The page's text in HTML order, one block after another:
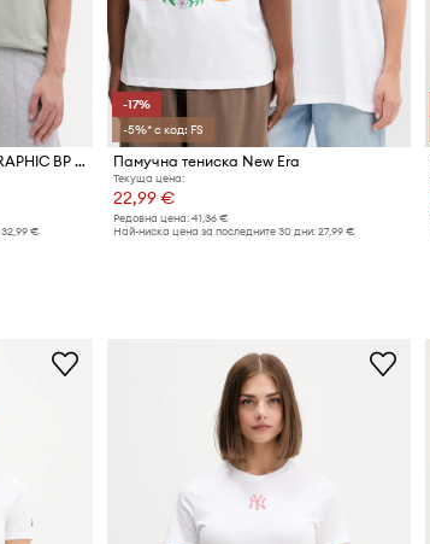
New Era тениска от памук GRAPHIC BP OS
32,99 €
-17%
-5%* с код: FS
Памучна тениска New Era
Текуща цена:
22,99 €
Редовна цена: 41,36 €
Най-ниска цена за последните 30 дни: 27,99 €